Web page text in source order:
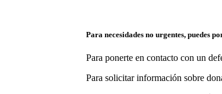
Para necesidades no urgentes, puedes
Para ponerte en contacto con un
Para solicitar información sobre